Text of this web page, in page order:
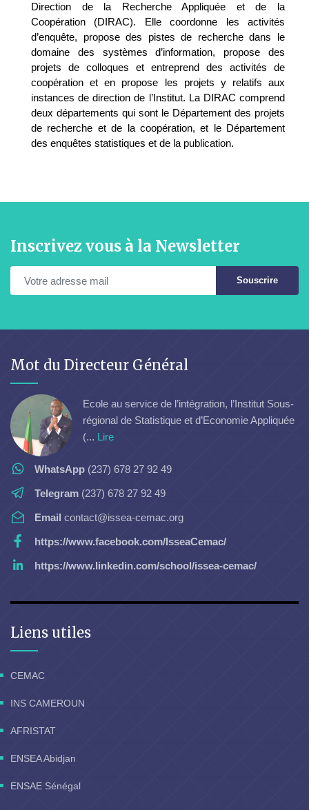
Direction de la Recherche Appliquée et de la
Coopération (DIRAC). Elle coordonne les activités
d’enquête, propose des pistes de recherche dans le
domaine des systèmes d’information, propose des
projets de colloques et entreprend des activités de
coopération et en propose les projets y relatifs aux
instances de direction de l’Institut. La DIRAC comprend
deux départements qui sont le Département des projets
de recherche et de la coopération, et le Département
des enquêtes statistiques et de la publication.
Inscrivez vous à la Newsletter
Souscrire
Mot du Directeur Général
Ecole au service de l’intégration, l’Institut Sous-
régional de Statistique et d’Economie Appliquée
(... Lire
WhatsApp (237) 678 27 92 49
Telegram (237) 678 27 92 49
Email contact@issea-cemac.org
https://www.facebook.com/IsseaCemac/
https://www.linkedin.com/school/issea-cemac/
Liens utiles
CEMAC
INS CAMEROUN
AFRISTAT
ENSEA Abidjan
ENSAE Sénégal